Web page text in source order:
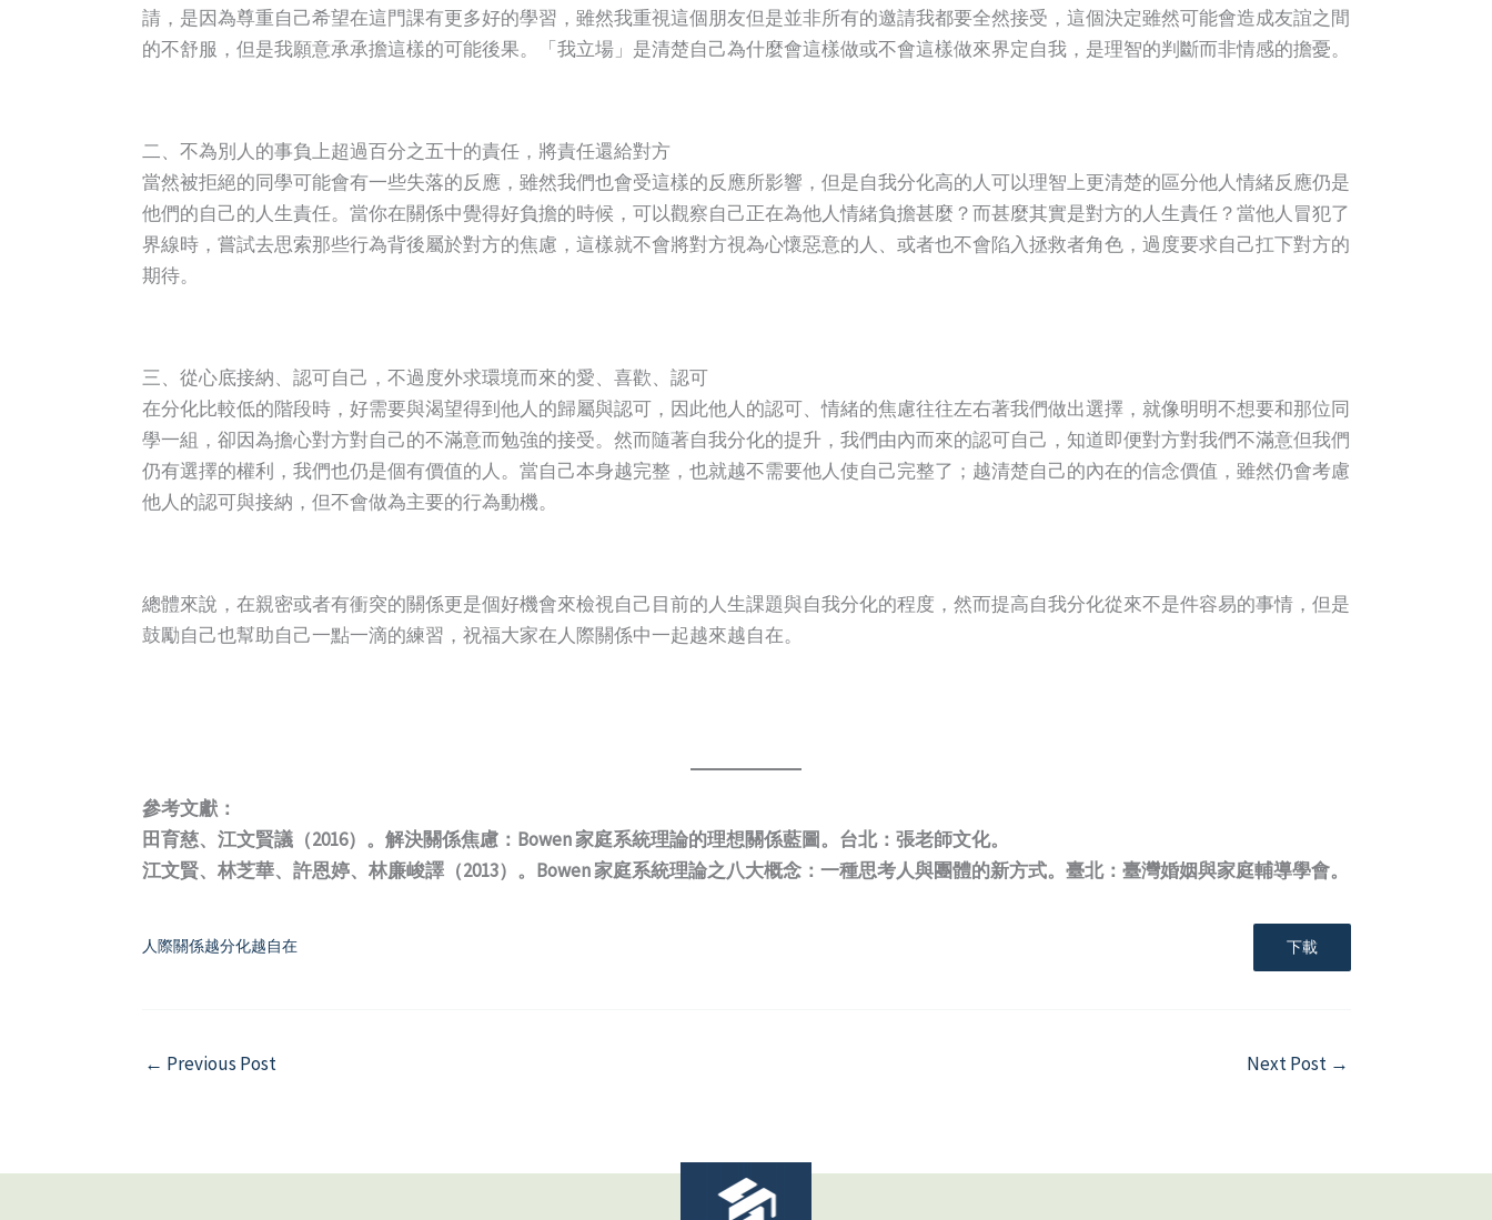
請，是因為尊重自己希望在這門課有更多好的學習，雖然我重視這個朋友但是並非所有的邀請我都要全然接受，這個決定雖然可能會造成友誼之間
的不舒服，但是我願意承承擔這樣的可能後果。「我立場」是清楚自己為什麼會這樣做或不會這樣做來界定自我，是理智的判斷而非情感的擔憂。
二、不為別人的事負上超過百分之五十的責任，將責任還給對方
當然被拒絕的同學可能會有一些失落的反應，雖然我們也會受這樣的反應所影響，但是自我分化高的人可以理智上更清楚的區分他人情緒反應仍是
他們的自己的人生責任。當你在關係中覺得好負擔的時候，可以觀察自己正在為他人情緒負擔甚麼？而甚麼其實是對方的人生責任？當他人冒犯了
界線時，嘗試去思索那些行為背後屬於對方的焦慮，這樣就不會將對方視為心懷惡意的人、或者也不會陷入拯救者角色，過度要求自己扛下對方的
期待。
三、從心底接納、認可自己，不過度外求環境而來的愛、喜歡、認可
在分化比較低的階段時，好需要與渴望得到他人的歸屬與認可，因此他人的認可、情緒的焦慮往往左右著我們做出選擇，就像明明不想要和那位同
學一組，卻因為擔心對方對自己的不滿意而勉強的接受。然而隨著自我分化的提升，我們由內而來的認可自己，知道即便對方對我們不滿意但我們
仍有選擇的權利，我們也仍是個有價值的人。當自己本身越完整，也就越不需要他人使自己完整了；越清楚自己的內在的信念價值，雖然仍會考慮
他人的認可與接納，但不會做為主要的行為動機。
總體來說，在親密或者有衝突的關係更是個好機會來檢視自己目前的人生課題與自我分化的程度，然而提高自我分化從來不是件容易的事情，但是
鼓勵自己也幫助自己一點一滴的練習，祝福大家在人際關係中一起越來越自在。
參考文獻：
田育慈、江文賢議（2016）。解決關係焦慮：Bowen 家庭系統理論的理想關係藍圖。台北：張老師文化。
江文賢、林芝華、許恩婷、林廉峻譯（2013）。Bowen 家庭系統理論之八大概念：一種思考人與團體的新方式。臺北：臺灣婚姻與家庭輔導學會。
人際關係越分化越自在 下載
← Previous Post Next Post →